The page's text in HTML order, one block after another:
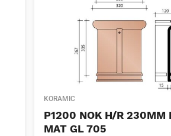
KORAMIC
P1200 NOK H/R 230MM
MAT GL 705